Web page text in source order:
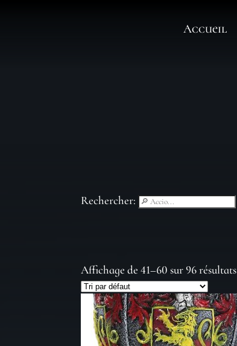
Accueil
Rechercher:
Affichage de 41–60 sur 96 résultats